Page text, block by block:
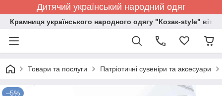
Дитячий український народний одяг
Крамниця українського народного одягу "Козак-style"
Товари та послуги Патріотичні сувеніри та аксесуари
–5%